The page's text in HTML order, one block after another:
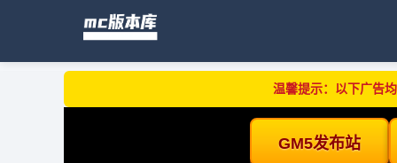
温馨提示：以下广告